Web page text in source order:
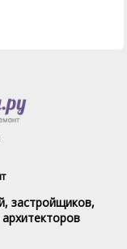
застройщиков,